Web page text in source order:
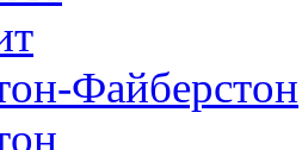
Файберстон